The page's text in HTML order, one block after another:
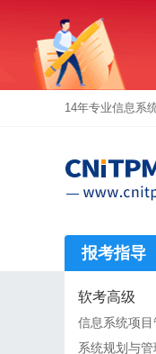
14年专业信息系
报考指导
软考高级
信息系统项
系统规划与